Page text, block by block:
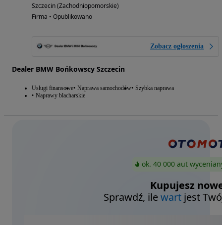
Szczecin (Zachodniopomorskie)
Firma • Opublikowano
Zobacz ogłoszenia
Dealer BMW Bońkowscy Szczecin
Usługi finansowe Naprawa samochodów Szybka naprawa
Naprawy blacharskie
ok. 40 000 aut
Kupujesz
Sprawdź, ilewart jest